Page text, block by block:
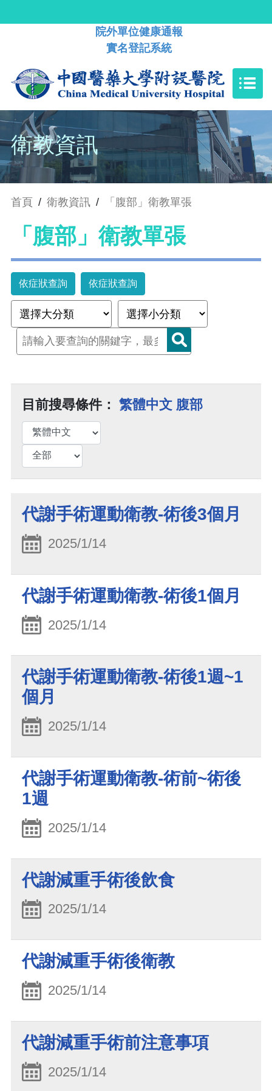
院外單位健康通報
實名登記系統
衛教資訊
首頁 / 衛教資訊 / 「腹部」衛教單張
「腹部」衛教單張
依症狀查詢 依症狀查詢
目前搜尋條件： 繁體中文 腹部
代謝手術運動衛教-術後3個月
2025/1/14
代謝手術運動衛教-術後1個月
2025/1/14
代謝手術運動衛教-術後1週~1
個月
2025/1/14
代謝手術運動衛教-術前~術後
1週
2025/1/14
代謝減重手術後飲食
2025/1/14
代謝減重手術後衛教
2025/1/14
代謝減重手術前注意事項
2025/1/14